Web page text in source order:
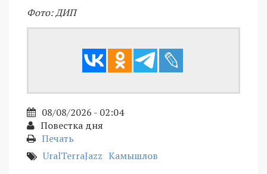
Фото: ДИП
08/08/2026 - 02:04
Повестка дня
Печать
UralTerraJazz Камышлов